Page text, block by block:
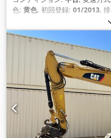
色: 黄色, 初回登録: 01/2013,
, 稼働